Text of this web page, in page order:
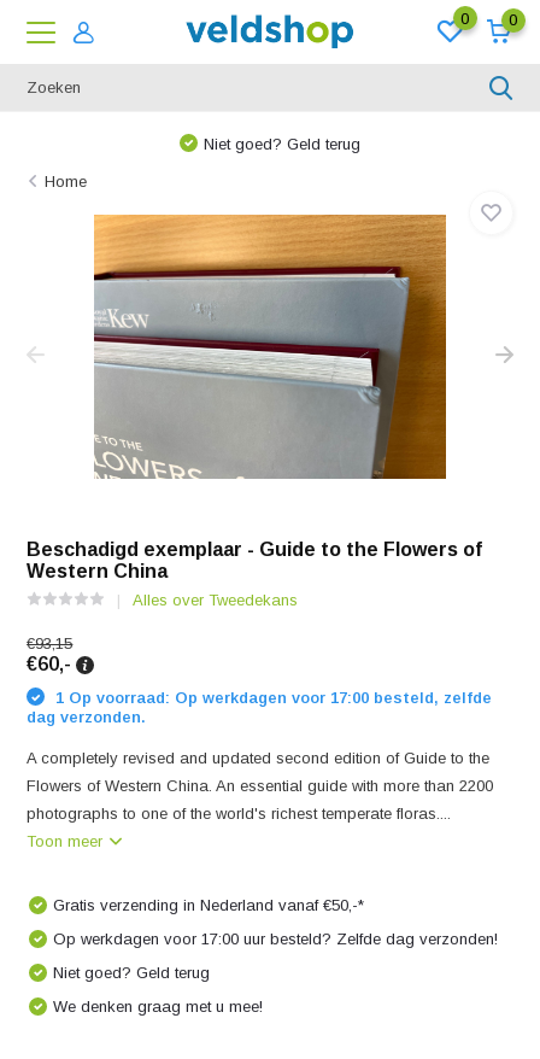
0 0
We denken graag met u mee!
Home
Beschadigd exemplaar - Guide to the Flowers of
Western China
Alles over Tweedekans
€93,15
€60,-
1 Op voorraad: Op werkdagen voor 17:00 besteld, zelfde
dag verzonden.
A completely revised and updated second edition of Guide to the
Flowers of Western China. An essential guide with more than 2200
photographs to one of the world's richest temperate floras....
Toon meer
Gratis verzending in Nederland vanaf €50,-*
Op werkdagen voor 17:00 uur besteld? Zelfde dag verzonden!
Niet goed? Geld terug
We denken graag met u mee!